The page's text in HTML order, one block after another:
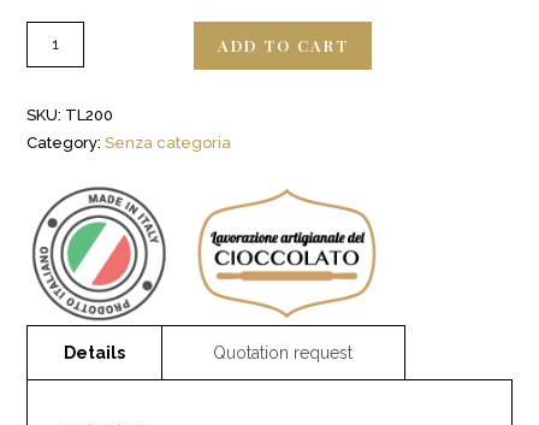
ADD TO CART
SKU: TL200
Category:Senza categoria